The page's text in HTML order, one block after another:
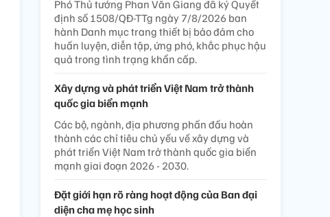
Phó Thủ tướng Phan Văn Giang đã ký Quyết
định số 1508/QĐ-TTg ngày 7/8/2026 ban
hành Danh mục trang thiết bị bảo đảm cho
huấn luyện, diễn tập, ứng phó, khắc phục hậu
quả trong tình trạng khẩn cấp.
Xây dựng và phát triển Việt Nam trở thành
quốc gia biển mạnh
Các bộ, ngành, địa phương phấn đấu hoàn
thành các chỉ tiêu chủ yếu về xây dựng và
phát triển Việt Nam trở thành quốc gia biển
mạnh giai đoạn 2026 - 2030.
Đặt giới hạn rõ ràng hoạt động của Ban đại
diện cha mẹ học sinh